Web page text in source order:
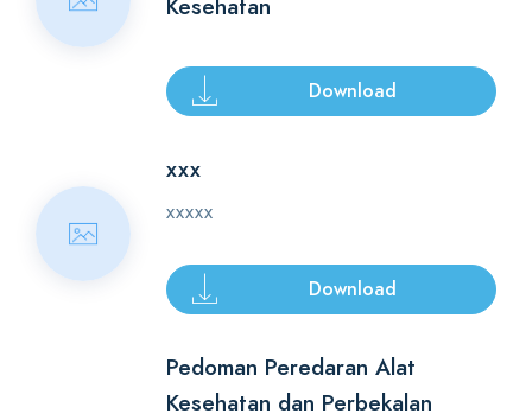
Kesehatan
Download
xxx
xxxxx
Download
Pedoman Peredaran Alat
Kesehatan dan Perbekalan